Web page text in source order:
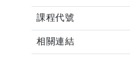
課程代號
相關連結